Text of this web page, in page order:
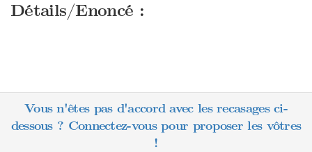
Détails/Enoncé :
Vous n'êtes pas d'accord avec les recasages ci-
dessous ? Connectez-vous pour proposer les vôtres
!